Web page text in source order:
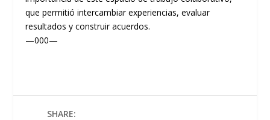
que permitió intercambiar experiencias, evaluar
resultados y construir acuerdos.
—000—
SHARE: